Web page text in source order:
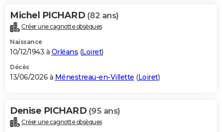
Michel PICHARD (82 ans)
Créer une cagnotte obsèques
Naissance
10/12/1943 à Orléans (Loiret)
Décès
13/06/2026 à Ménestreau-en-Villette (Loiret)
Denise PICHARD (95 ans)
Créer une cagnotte obsèques